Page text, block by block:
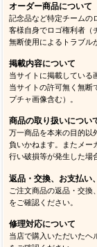
オーダー商品について
記念品など特定チームの
客様自身でロゴ権利者（
無断使用によるトラブル
掲載内容について
当サイトに掲載している
当サイトの許可無く無断
プチャ画像含む）。
商品の取り扱いについ
万一商品を本来の目的以
負いかねます。またメー
行い破損等が発生した場
返品・交換、お支払い
ご注文商品の返品・交換
をご確認ください。
修理対応について
当店で購入いただいたヘ